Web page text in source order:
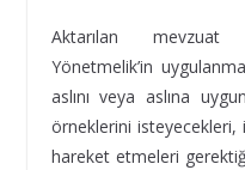
Aktarılan mevzuat
Yönetmelik’in
aslını veya aslına
örneklerini
hareket etmeleri